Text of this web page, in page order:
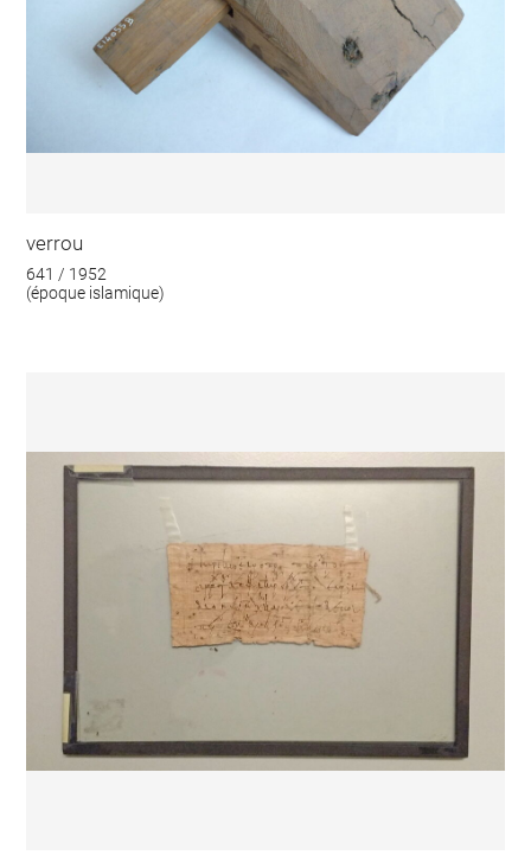
verrou
641 / 1952
(époque islamique)